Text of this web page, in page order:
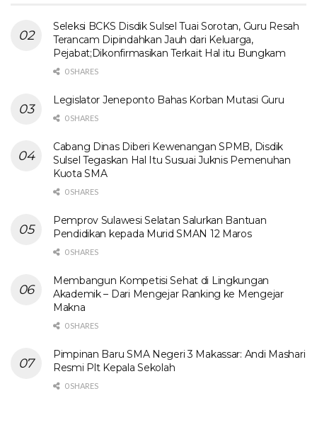
Seleksi BCKS Disdik Sulsel Tuai Sorotan, Guru Resah
Terancam Dipindahkan Jauh dari Keluarga,
Pejabat;Dikonfirmasikan Terkait Hal itu Bungkam
0 SHARES
Legislator Jeneponto Bahas Korban Mutasi Guru
0 SHARES
Cabang Dinas Diberi Kewenangan SPMB, Disdik
Sulsel Tegaskan Hal Itu Susuai Juknis Pemenuhan
Kuota SMA
0 SHARES
Pemprov Sulawesi Selatan Salurkan Bantuan
Pendidikan kepada Murid SMAN 12 Maros
0 SHARES
Membangun Kompetisi Sehat di Lingkungan
Akademik – Dari Mengejar Ranking ke Mengejar
Makna
0 SHARES
Pimpinan Baru SMA Negeri 3 Makassar: Andi Mashari
Resmi Plt Kepala Sekolah
0 SHARES